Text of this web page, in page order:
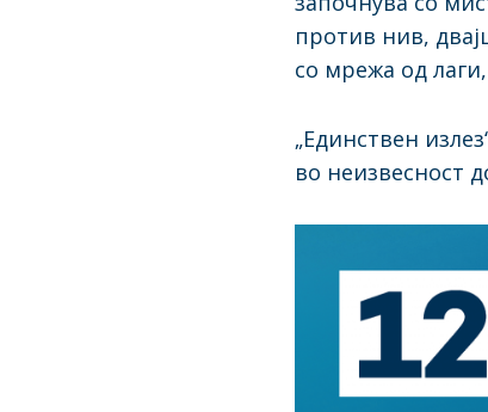
против нив,
со мрежа од
„Единствен
во неизвесност